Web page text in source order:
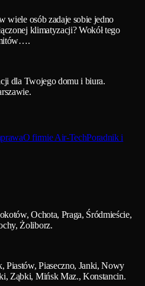
wiele osób zadaje sobie jedno
klimatyzacji? Wokół tego
dla Twojego domu i biura.
O firmie Air-TechPoradnik i
Ochota, Praga, Śródmieście,
Żoliborz.
Piastów, Piaseczno, Janki, Nowy
Ząbki, Mińsk Maz., Konstancin.